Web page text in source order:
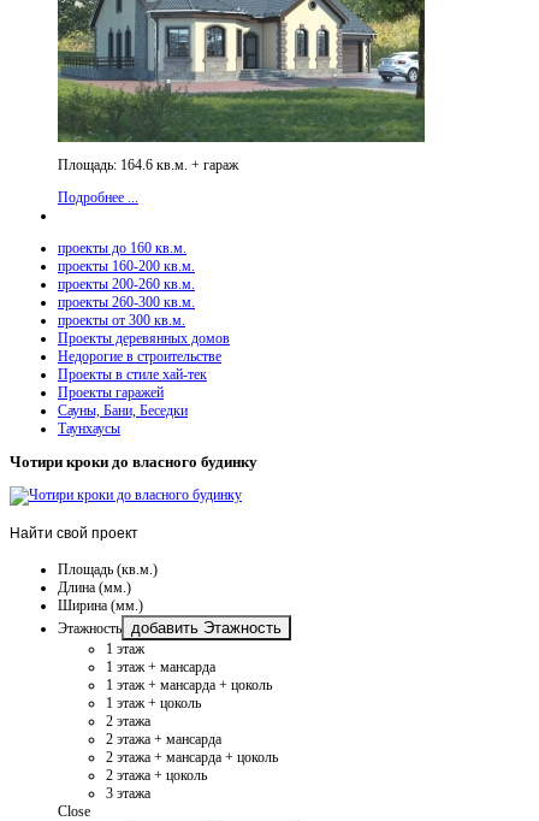
Площадь: 164.6 кв.м. + гараж
Подробнее ...
проекты до 160 кв.м.
проекты 160-200 кв.м.
проекты 200-260 кв.м.
проекты 260-300 кв.м.
проекты от 300 кв.м.
Проекты деревянных домов
Недорогие в строительстве
Проекты в стиле хай-тек
Проекты гаражей
Сауны, Бани, Беседки
Таунхаусы
Чотири кроки до власного будинку
Найти свой проект
Площадь (кв.м.)
Длина (мм.)
Ширина (мм.)
Этажность
добавить Этажность
1 этаж
1 этаж + мансарда
1 этаж + мансарда + цоколь
1 этаж + цоколь
2 этажа
2 этажа + мансарда
2 этажа + мансарда + цоколь
2 этажа + цоколь
3 этажа
Close